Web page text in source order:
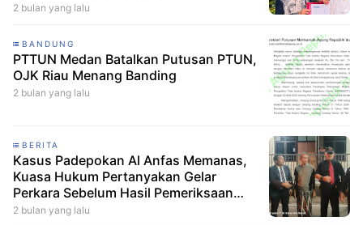
2 bulan yang lalu
BANDUNG
PTTUN Medan Batalkan Putusan PTUN,
OJK Riau Menang Banding
2 bulan yang lalu
BERITA
Kasus Padepokan Al Anfas Memanas,
Kuasa Hukum Pertanyakan Gelar
Perkara Sebelum Hasil Pemeriksaan
Ditandatangani
2 bulan yang lalu